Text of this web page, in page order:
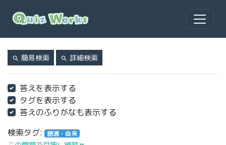
search 簡易検索 search 詳細検索
答えを表示する
タグを表示する
答えのふりがなも表示する
検索タグ:
語源・由来